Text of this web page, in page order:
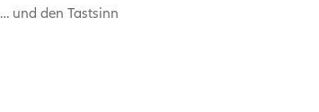
… und den Tastsinn